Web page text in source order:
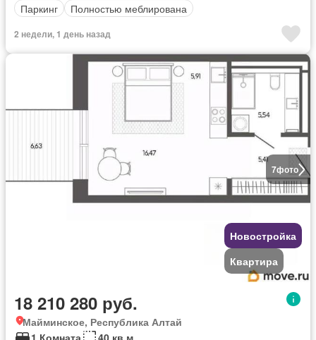
Паркинг
Полностью меблирована
2 недели, 1 день назад
7фото
Новостройка
Квартира
18 210 280 руб.
Майминское, Республика Алтай